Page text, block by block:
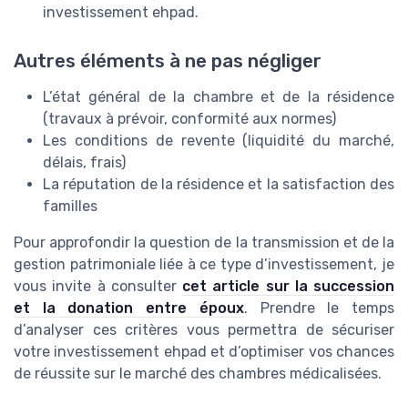
investissement ehpad.
Autres éléments à ne pas négliger
L’état général de la chambre et de la résidence
(travaux à prévoir, conformité aux normes)
Les conditions de revente (liquidité du marché,
délais, frais)
La réputation de la résidence et la satisfaction des
familles
Pour approfondir la question de la transmission et de la
gestion patrimoniale liée à ce type d’investissement, je
vous invite à consulter cet article sur la succession
et la donation entre époux. Prendre le temps
d’analyser ces critères vous permettra de sécuriser
votre investissement ehpad et d’optimiser vos chances
de réussite sur le marché des chambres médicalisées.